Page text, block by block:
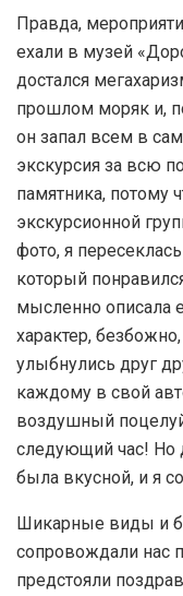
Правда,
ехали в музей
достался
прошлом моряк и,
он запал всем в
экскурсия за всю
памятника, потому
экскурсионной
фото, я
который
мысленно описала
характер,
улыбнулись друг
каждому в свой
воздушный
следующий час! Но
была вкусной, и я
Шикарные виды и
сопровождали нас
предстояли